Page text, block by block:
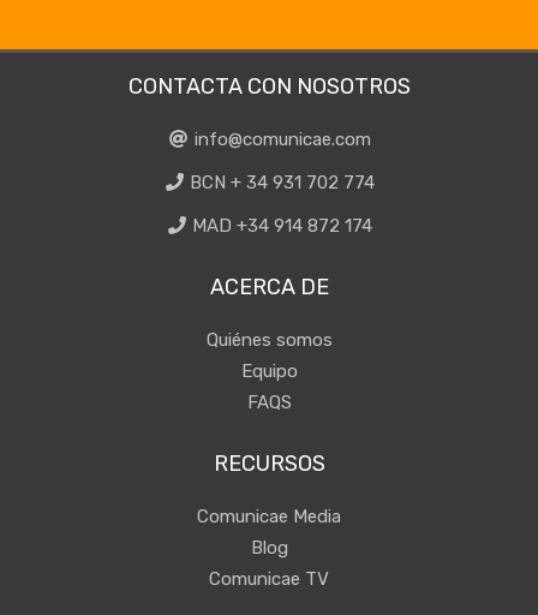
CONTACTA CON NOSOTROS
info@comunicae.com
BCN + 34 931 702 774
MAD +34 914 872 174
ACERCA DE
Quiénes somos
Equipo
FAQS
RECURSOS
Comunicae Media
Blog
Comunicae TV